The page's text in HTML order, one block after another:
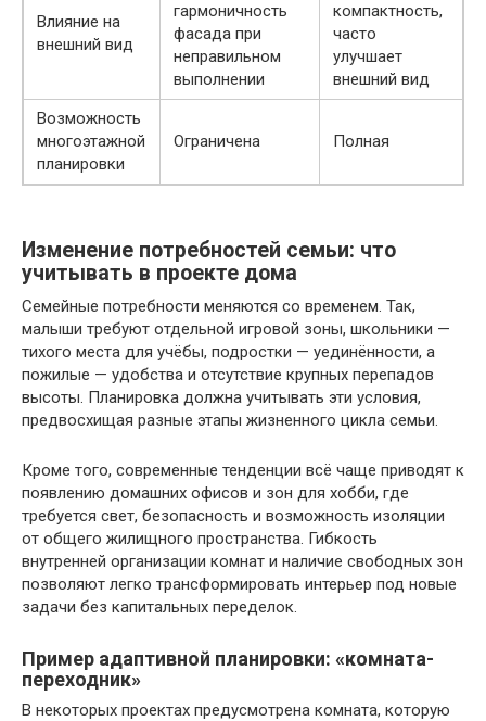
Влияние на
внешний вид
гармоничность
фасада при
неправильном
выполнении
компактность,
часто
улучшает
внешний вид
Возможность
многоэтажной
планировки
Ограничена Полная
Изменение потребностей семьи: что
учитывать в проекте дома
Семейные потребности меняются со временем. Так,
малыши требуют отдельной игровой зоны, школьники —
тихого места для учёбы, подростки — уединённости, а
пожилые — удобства и отсутствие крупных перепадов
высоты. Планировка должна учитывать эти условия,
предвосхищая разные этапы жизненного цикла семьи.
Кроме того, современные тенденции всё чаще приводят к
появлению домашних офисов и зон для хобби, где
требуется свет, безопасность и возможность изоляции
от общего жилищного пространства. Гибкость
внутренней организации комнат и наличие свободных зон
позволяют легко трансформировать интерьер под новые
задачи без капитальных переделок.
Пример адаптивной планировки: «комната-
переходник»
В некоторых проектах предусмотрена комната, которую